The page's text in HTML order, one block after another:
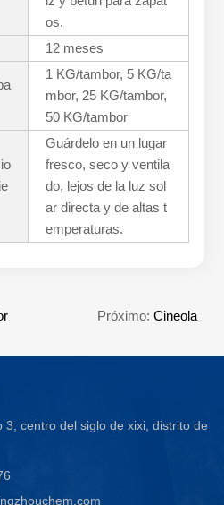
os.
12 meses
1 KG/tambor, 5 KG/ta
mbor, 25 KG/tambor,
50 KG/tambor
Guárdelo en un lugar
fresco, seco y ventila
do, lejos de la luz sol
ar directa y de altas t
emperaturas.
Próximo:Cineola
3, centro del siglo de xixi, distrito de